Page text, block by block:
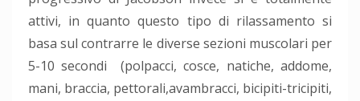
attivi, in quanto questo tipo di rilassamento si
basa sul contrarre le diverse sezioni muscolari per
5-10 secondi (polpacci, cosce, natiche, addome,
mani, braccia, pettorali,avambracci, bicipiti-tricipiti,